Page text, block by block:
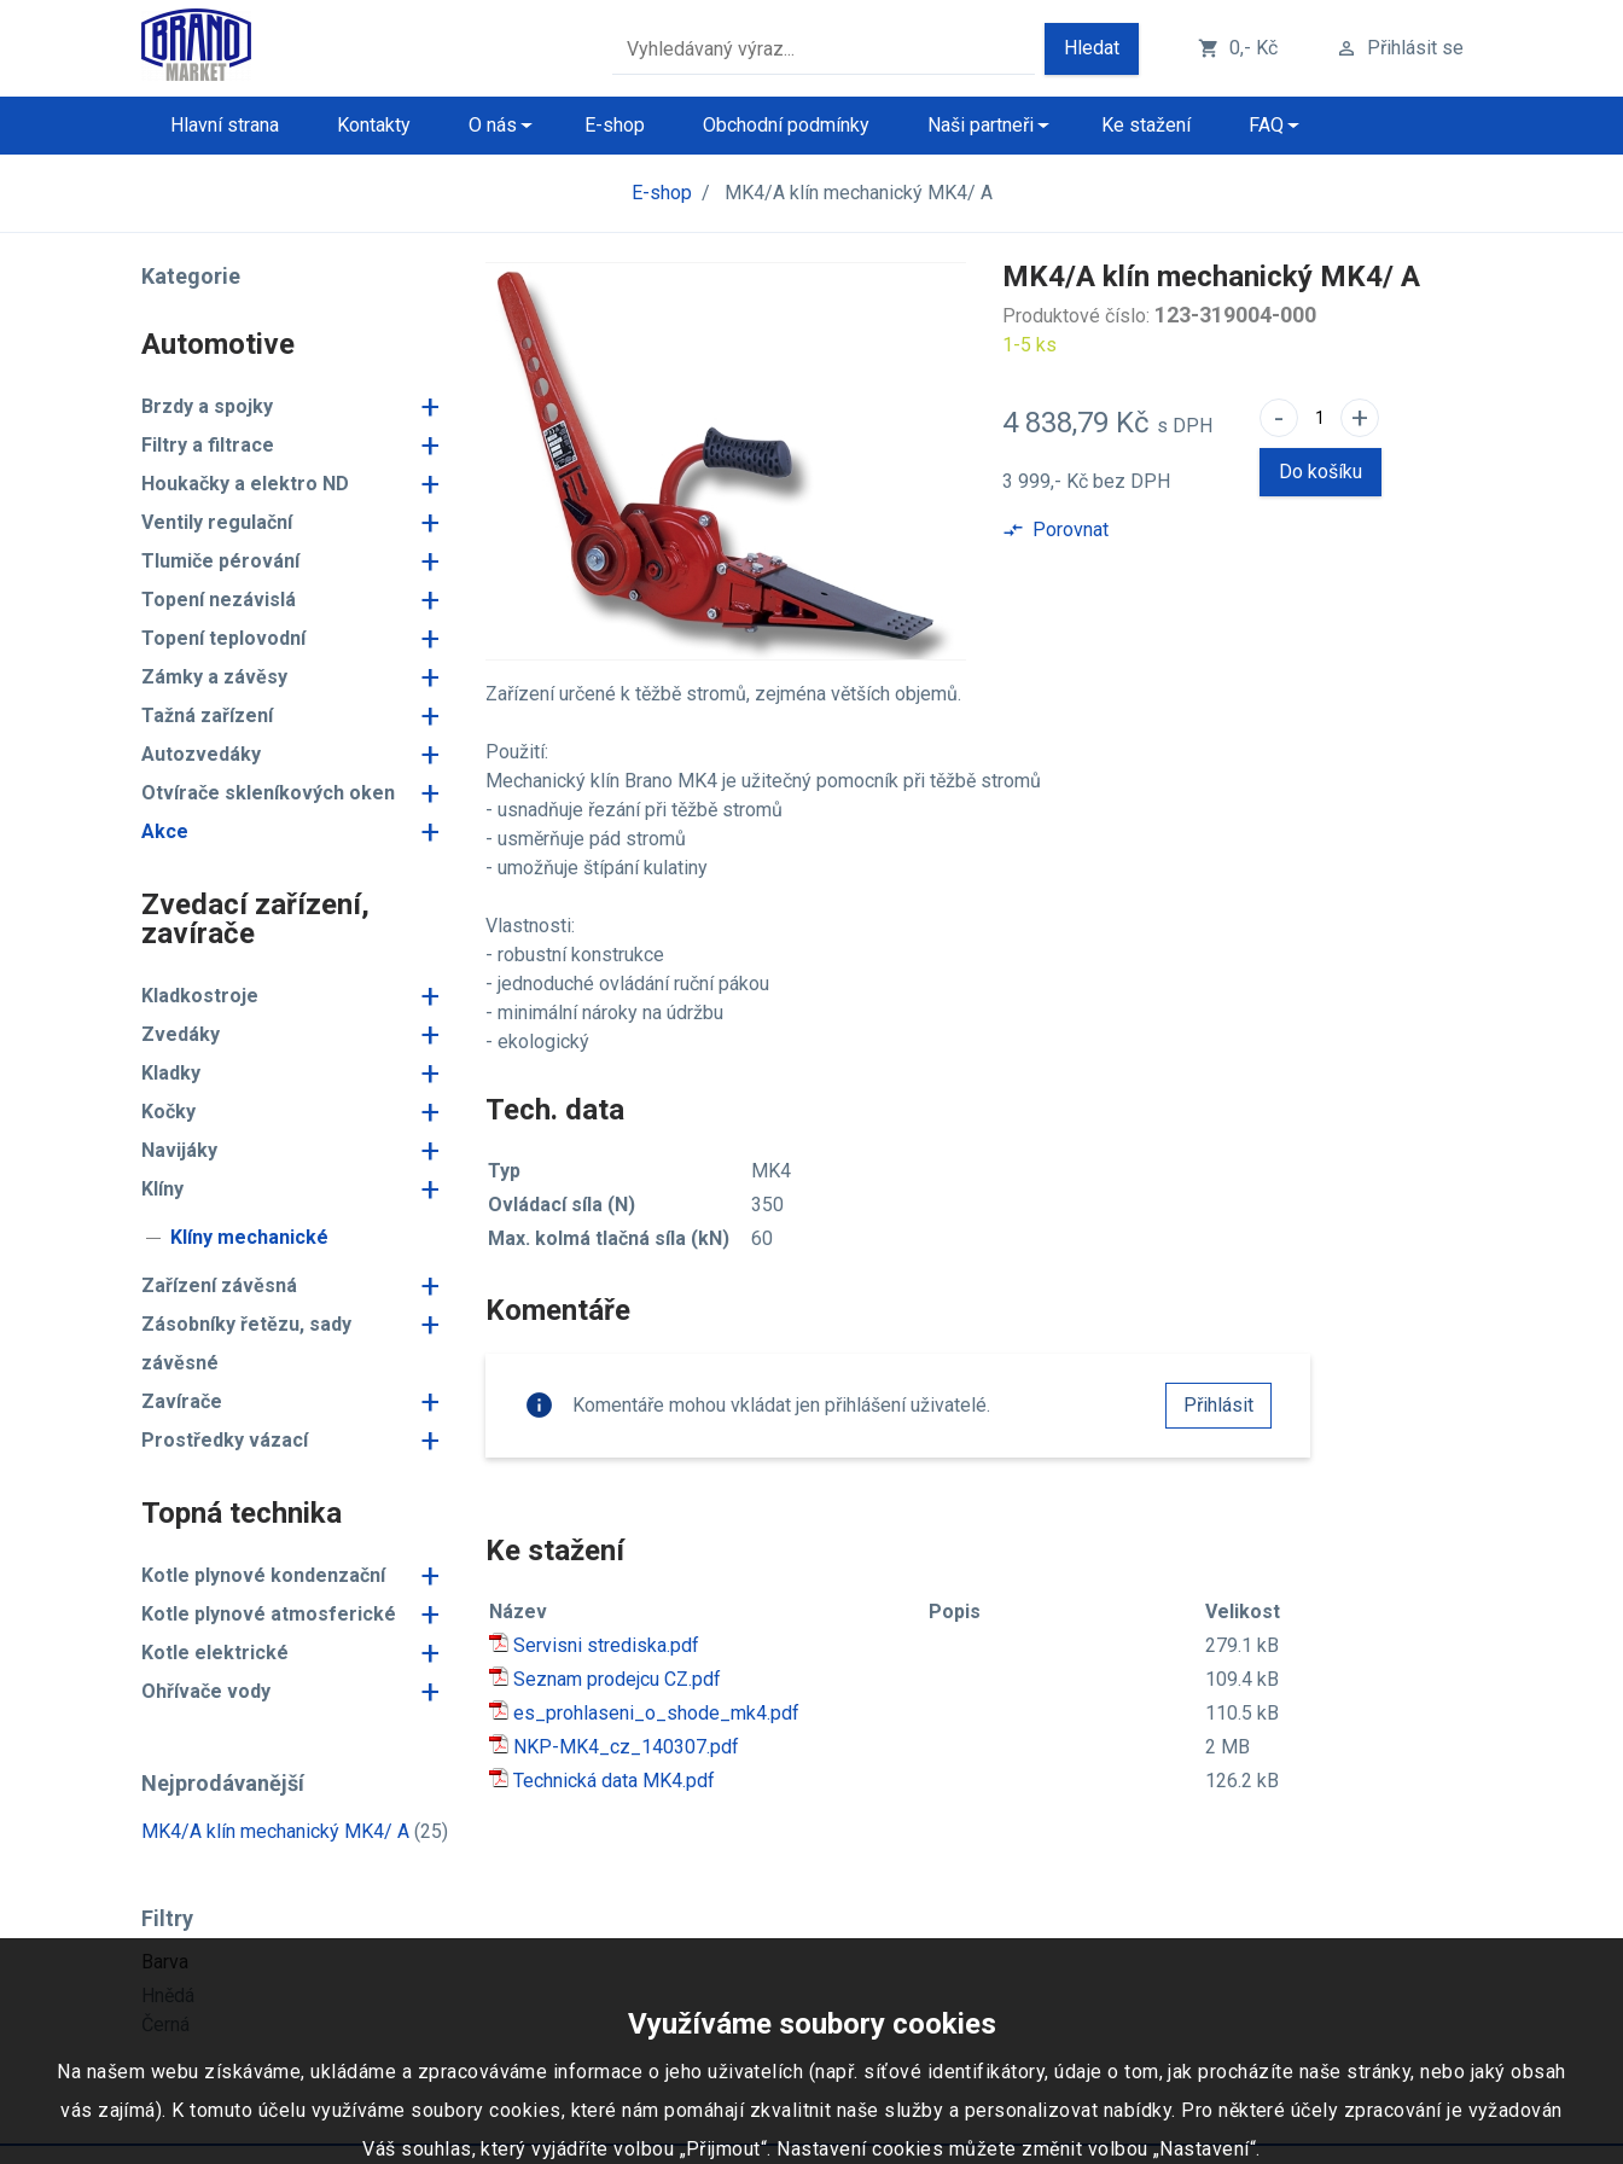
Hledat shopping_cart 0,- Kč perm_identity Přihlásit se
Hlavní strana Kontakty O nás E-shop Obchodní podmínky Naši partneři Ke stažení FAQ
E-shop / MK4/A klín mechanický MK4/ A
Kategorie
Automotive
Brzdy a spojky +
Filtry a filtrace +
Houkačky a elektro ND +
Ventily regulační +
Tlumiče pérování +
Topení nezávislá +
Topení teplovodní +
Zámky a závěsy +
Tažná zařízení +
Autozvedáky +
Otvírače skleníkových oken +
Akce +
Zvedací zařízení,
zavírače
Kladkostroje +
Zvedáky +
Kladky +
Kočky +
Navijáky +
Klíny +
Klíny mechanické
Zařízení závěsná +
Zásobníky řetězu, sady
závěsné
+
Zavírače +
Prostředky vázací +
Topná technika
Kotle plynové kondenzační +
Kotle plynové atmosferické +
Kotle elektrické +
Ohřívače vody +
Nejprodávanější
MK4/A klín mechanický MK4/ A (25)
Filtry
Barva
Hnědá
Černá
MK4/A klín mechanický MK4/ A
Produktové číslo: 123-319004-000
1-5 ks
4 838,79 Kč s DPH
3 999,- Kč bez DPH
- +
Do košíku
compare_arrows Porovnat
Zařízení určené k těžbě stromů, zejména větších objemů.
Použití:
Mechanický klín Brano MK4 je užitečný pomocník při těžbě stromů
- usnadňuje řezání při těžbě stromů
- usměrňuje pád stromů
- umožňuje štípání kulatiny
Vlastnosti:
- robustní konstrukce
- jednoduché ovládání ruční pákou
- minimální nároky na údržbu
- ekologický
Tech. data
Typ
MK4
Ovládací síla (N)
350
Max. kolmá tlačná síla (kN)
60
Komentáře
info Komentáře mohou vkládat jen přihlášení uživatelé. Přihlásit
Ke stažení
Název Popis
Velikost
Servisni strediska.pdf
279.1 kB
Seznam prodejcu CZ.pdf
109.4 kB
es_prohlaseni_o_shode_mk4.pdf
110.5 kB
NKP-MK4_cz_140307.pdf
2 MB
Technická data MK4.pdf
126.2 kB
Využíváme soubory cookies
Na našem webu získáváme, ukládáme a zpracováváme informace o jeho uživatelích (např. síťové identifikátory, údaje o tom, jak procházíte naše stránky, nebo jaký obsah
vás zajímá). K tomuto účelu využíváme soubory cookies, které nám pomáhají zkvalitnit naše služby a personalizovat nabídky. Pro některé účely zpracování je vyžadován
Váš souhlas, který vyjádříte volbou „Přijmout“. Nastavení cookies můžete změnit volbou „Nastavení“.